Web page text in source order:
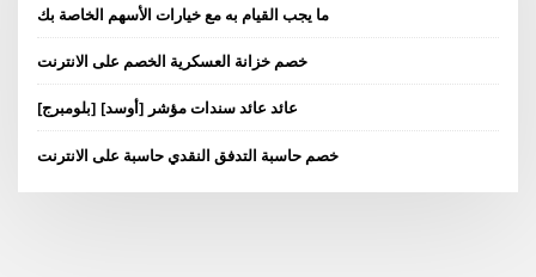
ما يجب القيام به مع خيارات الأسهم الخاصة بك
خصم خزانة العسكرية الخصم على الانترنت
[بلومبرج] [أوسد] عائد عائد سندات مؤشر
خصم حاسبة التدفق النقدي حاسبة على الانترنت